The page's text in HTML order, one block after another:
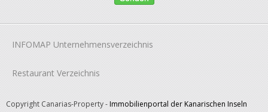
INFOMAP Unternehmensverzeichnis
Restaurant Verzeichnis
Copyright Canarias-Property -Immobilienportal der Kanarischen Inseln